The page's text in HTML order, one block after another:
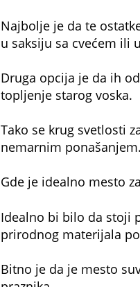
Najbolje je da te
u saksiju sa cvećem ili
Druga opcija je da ih
topljenje starog voska.
Tako se krug svetlosti
nemarnim ponašanjem.
Gde je idealno mesto
Idealno bi bilo da stoji
prirodnog materijala
Bitno je da je mesto